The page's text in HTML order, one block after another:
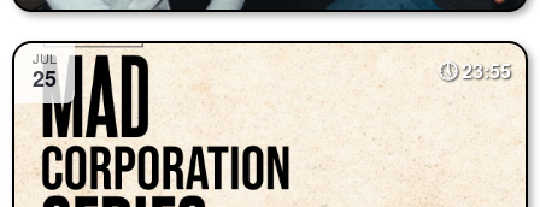
JUL
25 23:55